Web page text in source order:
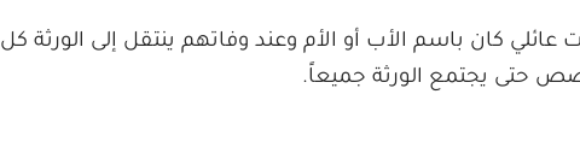
عائلي كان باسم الأب أو الأم وعند وفاتهم ينتقل إلى الورثة كل
حتى يجتمع الورثة جميعاً.